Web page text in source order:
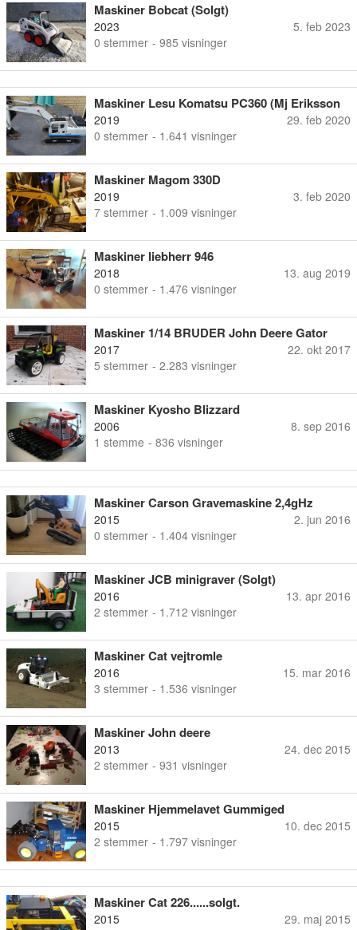
Maskiner Bobcat (Solgt)
2023
0 stemmer - 985 visninger
5. feb 2023
Maskiner Lesu Komatsu PC360 (Mj Eriksson
edition)
2019
0 stemmer - 1.641 visninger
29. feb 2020
Maskiner Magom 330D
2019
7 stemmer - 1.009 visninger
3. feb 2020
Maskiner liebherr 946
2018
0 stemmer - 1.476 visninger
13. aug 2019
Maskiner 1/14 BRUDER John Deere Gator
855D/hjemme bix
2017
5 stemmer - 2.283 visninger
22. okt 2017
Maskiner Kyosho Blizzard
2006
1 stemme - 836 visninger
8. sep 2016
Maskiner Carson Gravemaskine 2,4gHz
2015
0 stemmer - 1.404 visninger
2. jun 2016
Maskiner JCB minigraver (Solgt)
2016
2 stemmer - 1.712 visninger
13. apr 2016
Maskiner Cat vejtromle
2016
3 stemmer - 1.536 visninger
15. mar 2016
Maskiner John deere
2013
2 stemmer - 931 visninger
24. dec 2015
Maskiner Hjemmelavet Gummiged
2015
2 stemmer - 1.797 visninger
10. dec 2015
Maskiner Cat 226......solgt.
2015
29. maj 2015